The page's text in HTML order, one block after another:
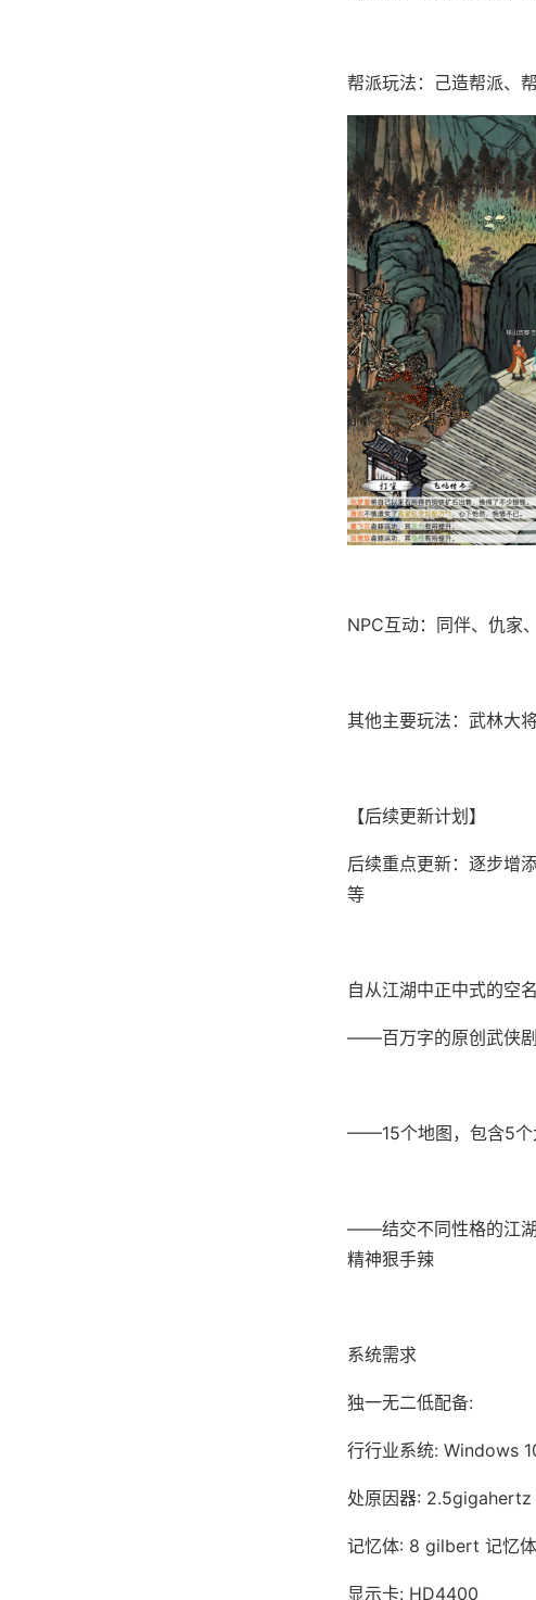
帮派玩法：己造帮派、
NPC互动：同伴、仇家
其他主要玩法：武林大
【后续更新计划】
后续重点更新：逐步增
等
自从江湖中正中式的空
——百万字的原创武侠剧
——15个地图，包含5个
——结交不同性格的江湖
精神狠手辣
系统需求
独一无二低配备:
行行业系统: Windows
处原因器: 2.5gigahertz
记忆体: 8 gilbert 记忆体
显示卡: HD4400